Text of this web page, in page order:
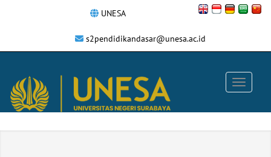
UNESA
s2pendidikandasar@unesa.ac.id